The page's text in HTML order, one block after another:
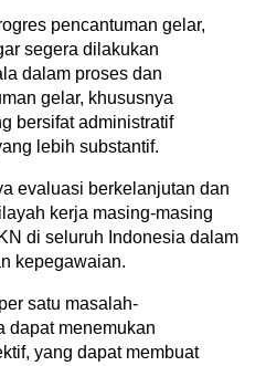
pencantuman gelar,
segera dilakukan
dalam proses dan
gelar, khususnya
bersifat administratif
lebih substantif.
evaluasi berkelanjutan dan
kerja masing-masing
di seluruh Indonesia dalam
kepegawaian.
satu masalah-
dapat menemukan
yang dapat membuat